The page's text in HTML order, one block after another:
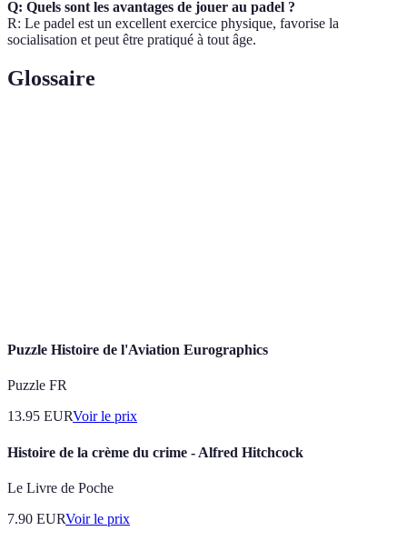
Q: Quels sont les avantages de jouer au padel ?
R: Le padel est un excellent exercice physique, favorise la
socialisation et peut être pratiqué à tout âge.
Glossaire
Puzzle Histoire de l'Aviation Eurographics
Puzzle FR
13.95 EURVoir le prix
Histoire de la crème du crime - Alfred Hitchcock
Le Livre de Poche
7.90 EURVoir le prix